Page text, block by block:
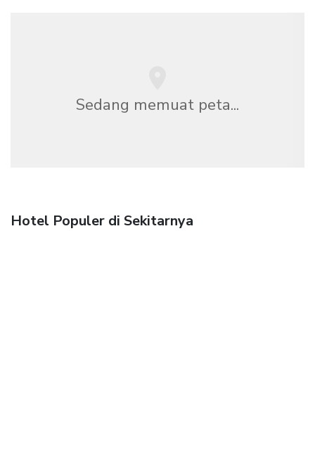
Sedang memuat peta...
Hotel Populer di Sekitarnya